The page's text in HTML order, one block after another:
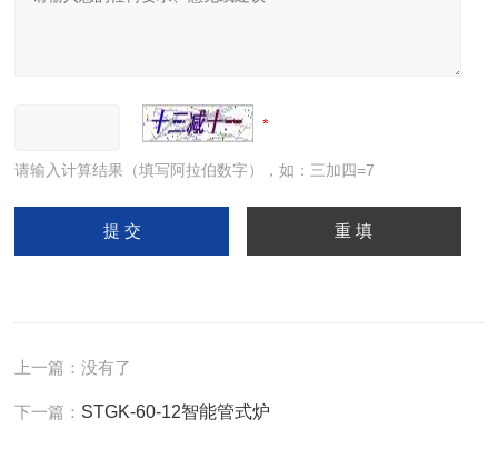
请输入计算结果（填写阿拉伯数字），如：三加四=7
上一篇：没有了
下一篇： STGK-60-12智能管式炉